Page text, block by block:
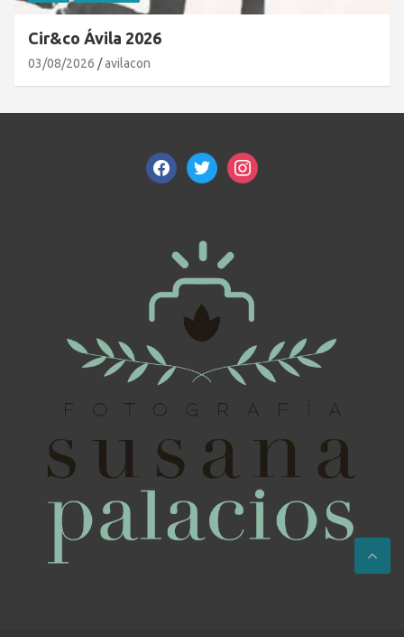
Cir&co Ávila 2026
03/08/2026 avilacon
facebooktwitterinstagram